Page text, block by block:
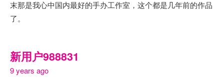
末那是我心中国内最好的手办工作室，这个都是几年前的作品
了。
新用户988831
9 years ago